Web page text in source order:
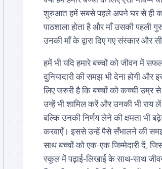
शुरुआत हमें सबसे पहले अपने घर से ही
पाठशाला होता है और माँ उसकी
उनकी माँ के द्वारा दिए गए संस्कार और
हमें भी यदि हमारे बच्चों को जीवन में
दुनियादारी की समझ भी देना होगी
लिए जरुरी है कि बच्चों को कच्ची उम्र
उन्हें भी शामिल करें और उनकी भी राय
बल्कि उनकी निर्णय लेने की क्षमता भी
करवाएँ। इससे उन्हें पैसे सँभालने की
साथ बच्चों को एक-एक जिम्मेदारी दें,
स्कूल में पढ़ाई-लिखाई के साथ-साथ